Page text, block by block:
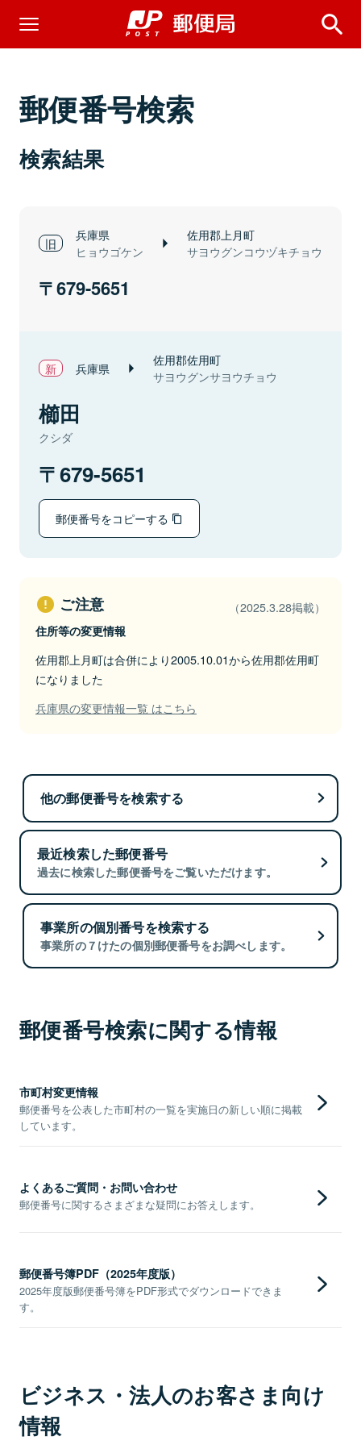
郵便番号検索
検索結果
兵庫県
ヒョウゴケン
佐用郡上月町
サヨウグンコウヅキチョウ
679-5651
兵庫県 佐用郡佐用町
サヨウグンサヨウチョウ
櫛田
クシダ
679-5651
郵便番号をコピーする
ご注意 （2025.3.28掲載）
住所等の変更情報
佐用郡上月町は合併により2005.10.01から佐用郡佐用町
になりました
兵庫県の変更情報一覧 はこちら
他の郵便番号を検索する
最近検索した郵便番号
過去に検索した郵便番号をご覧いただけます。
事業所の個別番号を検索する
事業所の７けたの個別郵便番号をお調べします。
郵便番号検索に関する情報
市町村変更情報
郵便番号を公表した市町村の一覧を実施日の新しい順に掲載
しています。
よくあるご質問・お問い合わせ
郵便番号に関するさまざまな疑問にお答えします。
郵便番号簿PDF（2025年度版）
2025年度版郵便番号簿をPDF形式でダウンロードできま
す。
ビジネス・法人のお客さま向け
情報